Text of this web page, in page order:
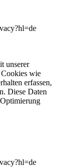
unserer
Cookies wie
erfassen,
Diese Daten